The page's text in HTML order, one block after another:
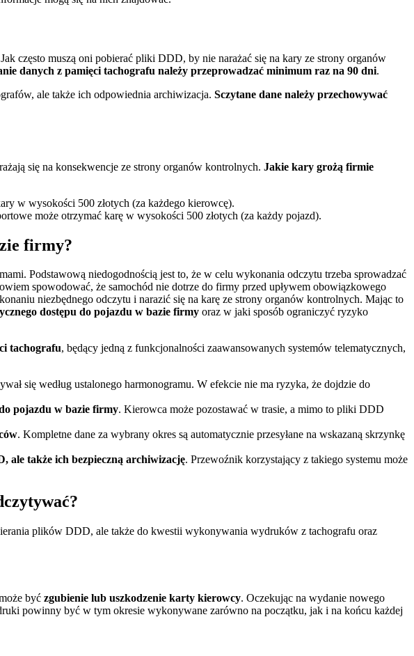
często muszą oni pobierać pliki DDD, by nie narażać się na kary ze strony organów
danych z pamięci tachografu należy przeprowadzać minimum raz na 90 dni.
ale także ich odpowiednia archiwizacja. Sczytane dane należy przechowywać
się na konsekwencje ze strony organów kontrolnych. Jakie kary grożą firmie
w wysokości 500 złotych (za każdego kierowcę).
może otrzymać karę w wysokości 500 złotych (za każdy pojazd).
firmy?
Podstawową niedogodnością jest to, że w celu wykonania odczytu trzeba sprowadzać
spowodować, że samochód nie dotrze do firmy przed upływem obowiązkowego
niezbędnego odczytu i narazić się na karę ze strony organów kontrolnych. Mając to
dostępu do pojazdu w bazie firmy oraz w jaki sposób ograniczyć ryzyko
tachografu, będący jedną z funkcjonalności zaawansowanych systemów telematycznych,
się według ustalonego harmonogramu. W efekcie nie ma ryzyka, że dojdzie do
pojazdu w bazie firmy. Kierowca może pozostawać w trasie, a mimo to pliki DDD
. Kompletne dane za wybrany okres są automatycznie przesyłane na wskazaną skrzynkę
ale także ich bezpieczną archiwizację. Przewoźnik korzystający z takiego systemu może
plików DDD, ale także do kwestii wykonywania wydruków z tachografu oraz
być zgubienie lub uszkodzenie karty kierowcy. Oczekując na wydanie nowego
powinny być w tym okresie wykonywane zarówno na początku, jak i na końcu każdej